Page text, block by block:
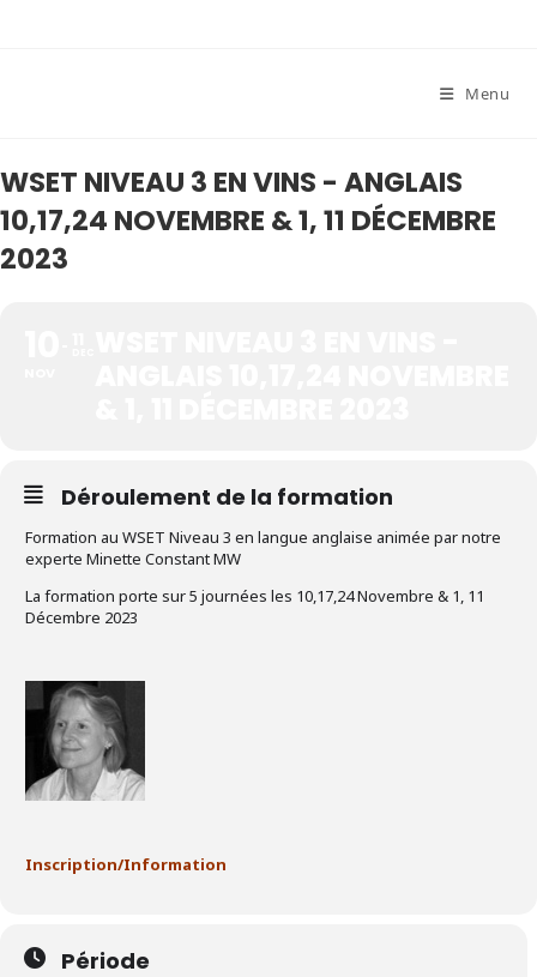
Menu
WSET NIVEAU 3 EN VINS - ANGLAIS
10,17,24 NOVEMBRE & 1, 11 DÉCEMBRE
2023
Déroulement de la formation
Formation au WSET Niveau 3 en langue anglaise animée par notre
experte Minette Constant MW
La formation porte sur 5 journées les 10,17,24 Novembre & 1, 11
Décembre 2023
Inscription/Information
Période